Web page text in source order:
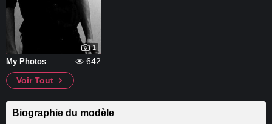
1
My Photos
642
Voir Tout
Biographie du modèle